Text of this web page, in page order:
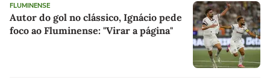
FLUMINENSE
Autor do gol no clássico, Ignácio pede
foco ao Fluminense: "Virar a página"